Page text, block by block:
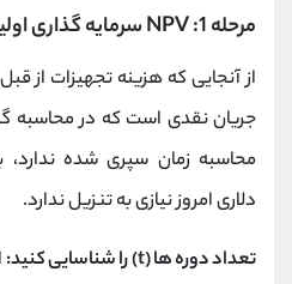
مرحله 1: NPV سرمایه گذاری اولیه
از آنجایی که هزینه تجهیزات از
جریان نقدی است که در محاسبه
محاسبه زمان سپری شده ندارد،
دلاری امروز نیازی به تنزیل ندارد.
تعداد دوره ها (t) را شناسایی کنید: